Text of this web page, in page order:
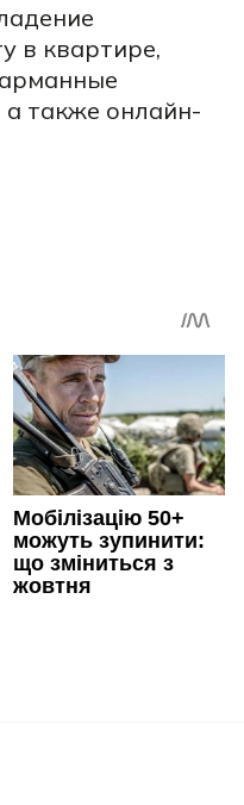
в квартире,
также онлайн-